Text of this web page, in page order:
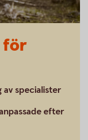
för
av specialister
efter